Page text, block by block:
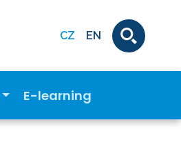
CZ EN
E-learning